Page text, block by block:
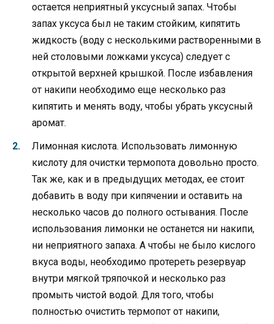
остается неприятный уксусный запах. Чтобы
запах уксуса был не таким стойким, кипятить
жидкость (воду с несколькими растворенными в
ней столовыми ложками уксуса) следует с
открытой верхней крышкой. После избавления
от накипи необходимо еще несколько раз
кипятить и менять воду, чтобы убрать уксусный
аромат.
Лимонная кислота. Использовать лимонную
кислоту для очистки термопота довольно просто.
Так же, как и в предыдущих методах, ее стоит
добавить в воду при кипячении и оставить на
несколько часов до полного остывания. После
использования лимонки не останется ни накипи,
ни неприятного запаха. А чтобы не было кислого
вкуса воды, необходимо протереть резервуар
внутри мягкой тряпочкой и несколько раз
промыть чистой водой. Для того, чтобы
полностью очистить термопот от накипи,